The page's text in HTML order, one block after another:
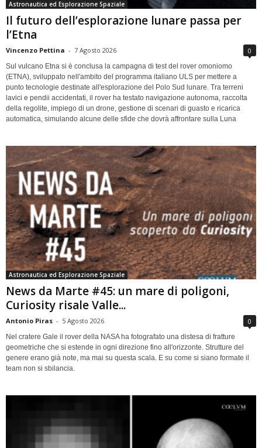
Astronautica ed Esplorazione Spaziale
Il futuro dell’esplorazione lunare passa per
l’Etna
Vincenzo Pettina - 7 Agosto 2026 0
Sul vulcano Etna si è conclusa la campagna di test del rover omoniomo
(ETNA), sviluppato nell'ambito del programma italiano ULS per mettere a
punto tecnologie destinate all'esplorazione del Polo Sud lunare. Tra terreni
lavici e pendii accidentati, il rover ha testato navigazione autonoma, raccolta
della regolite, impiego di un drone, gestione di scenari di guasto e ricarica
automatica, simulando alcune delle sfide che dovrà affrontare sulla Luna
Astronautica ed Esplorazione Spaziale
News da Marte #45: un mare di poligoni,
Curiosity risale Valle...
Antonio Piras - 5 Agosto 2026 0
Nel cratere Gale il rover della NASA ha fotografato una distesa di fratture
geometriche che si estende in ogni direzione fino all'orizzonte. Strutture del
genere erano già note, ma mai su questa scala. E su come si siano formate il
team non si sbilancia.